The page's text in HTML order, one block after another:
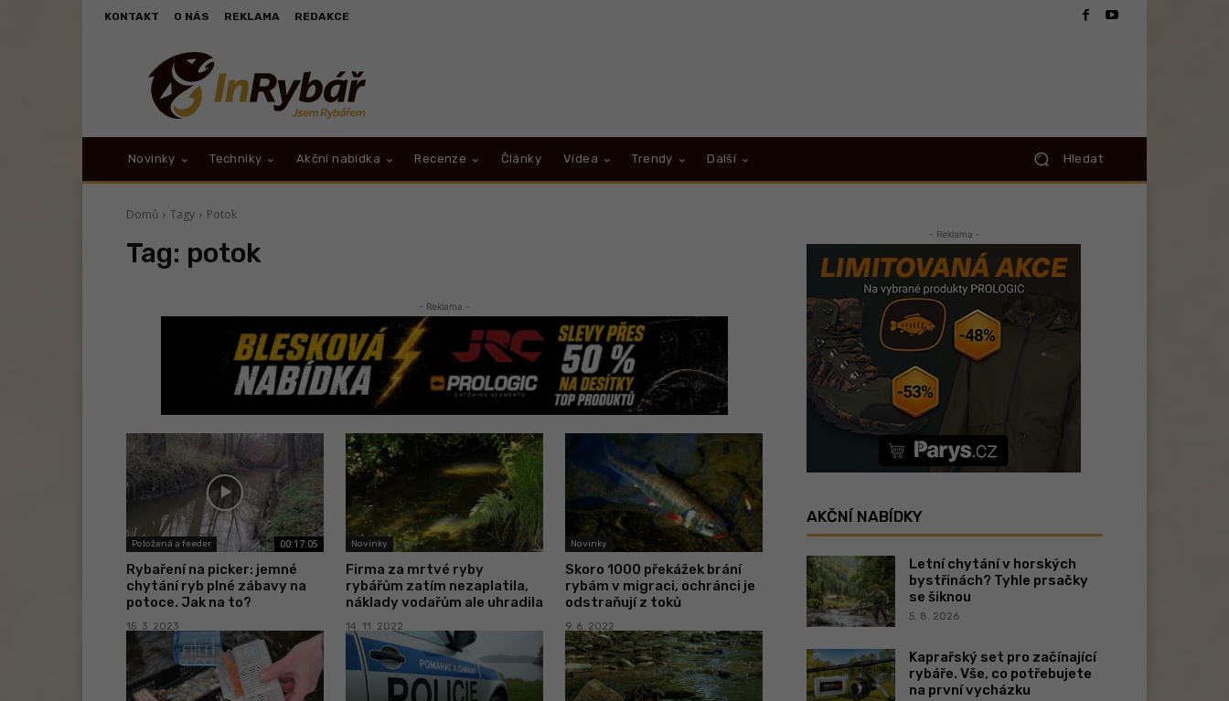
KONTAKT O NÁS REKLAMA REDAKCE
Novinky Techniky Akční nabídka Recenze Články Videa Trendy Další Hledat
Domů Tagy Potok
Tag: potok
- Reklama -
Položená a feeder 00:17:05
Rybaření na picker: jemné
chytání ryb plné zábavy na
potoce. Jak na to?
15. 3. 2023
Novinky
Firma za mrtvé ryby
rybářům zatím nezaplatila,
náklady vodařům ale uhradila
14. 11. 2022
Novinky
Skoro 1000 překážek brání
rybám v migraci, ochránci je
odstraňují z toků
9. 6. 2022
- Reklama -
AKČNÍ NABÍDKY
Letní chytání v horských
bystřinách? Tyhle prsačky
se šiknou
5. 8. 2026
Kaprařský set pro začínající
rybáře. Vše, co potřebujete
na první vycházku